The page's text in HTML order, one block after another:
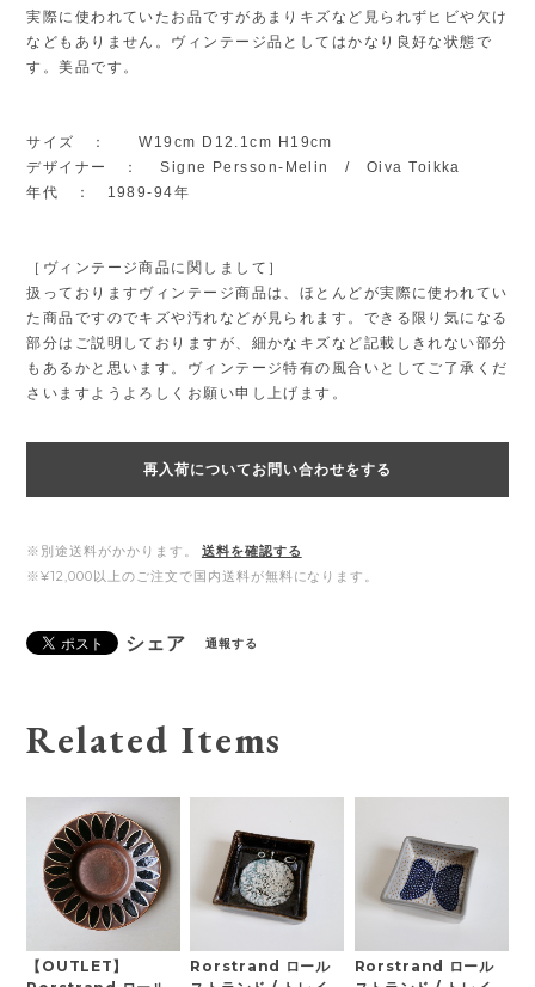
実際に使われていたお品ですがあまりキズなど見られずヒビや欠け
などもありません。ヴィンテージ品としてはかなり良好な状態で
す。美品です。
サイズ ： W19cm D12.1cm H19cm
デザイナー ： Signe Persson-Melin / Oiva Toikka
年代 ： 1989-94年
［ヴィンテージ商品に関しまして］
扱っておりますヴィンテージ商品は、ほとんどが実際に使われてい
た商品ですのでキズや汚れなどが見られます。できる限り気になる
部分はご説明しておりますが、細かなキズなど記載しきれない部分
もあるかと思います。ヴィンテージ特有の風合いとしてご了承くだ
さいますようよろしくお願い申し上げます。
再入荷についてお問い合わせをする
※別途送料がかかります。
送料を確認する
※¥12,000以上のご注文で国内送料が無料になります。
シェア 通報する
Related Items
【OUTLET】
Rorstrand ロール
Rorstrand ロール